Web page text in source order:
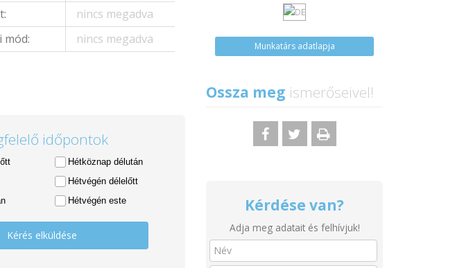
nincs megadva
mód:
nincs megadva
időpontok
Hétköznap délután
Hétvégén délelőtt
Hétvégén este
Kérés elküldése
Munkatárs adatlapja
Ossza meg ismerőseivel!
Kérdése van?
Adja meg adatait és felhívjuk!